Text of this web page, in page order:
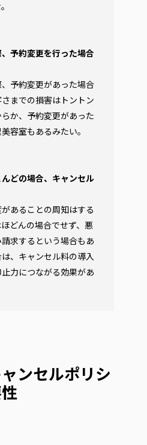
予約変更を行った場合
予約変更があった場合
までの損害はトントン
か、予約変更があった
容室もあるみたい。
どの場合、キャンセル
あることの周知はする
どんの場合でせず、悪
求するという場合もあ
、キャンセル料の導入
力につながる効果があ
ンセルポリシ